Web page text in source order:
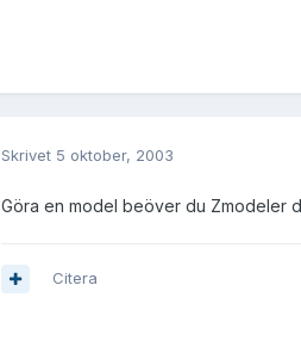
Skrivet 5 oktober, 2003
Göra en model beöver du Zmodeler
Citera